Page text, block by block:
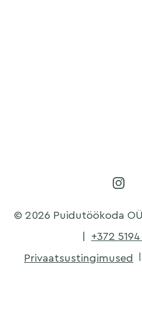
© 2026 Puidutöökoda OÜ
+372 5194
Privaatsustingimused